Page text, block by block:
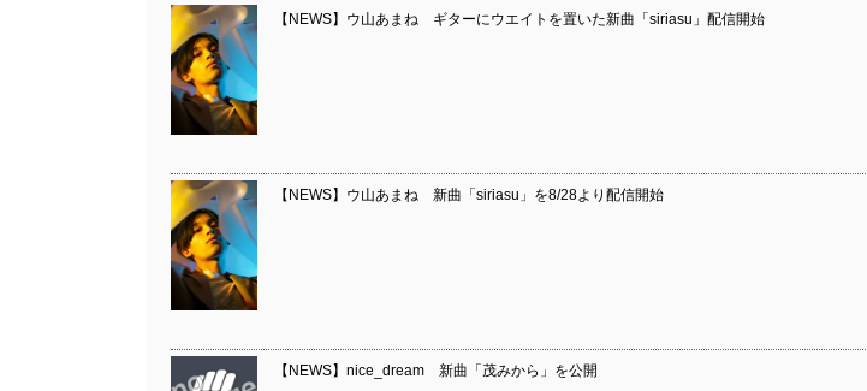
【NEWS】ウ山あまね ギターにウエイトを置いた新曲「siriasu」配信開始
【NEWS】ウ山あまね 新曲「siriasu」を8/28より配信開始
【NEWS】nice_dream 新曲「茂みから」を公開